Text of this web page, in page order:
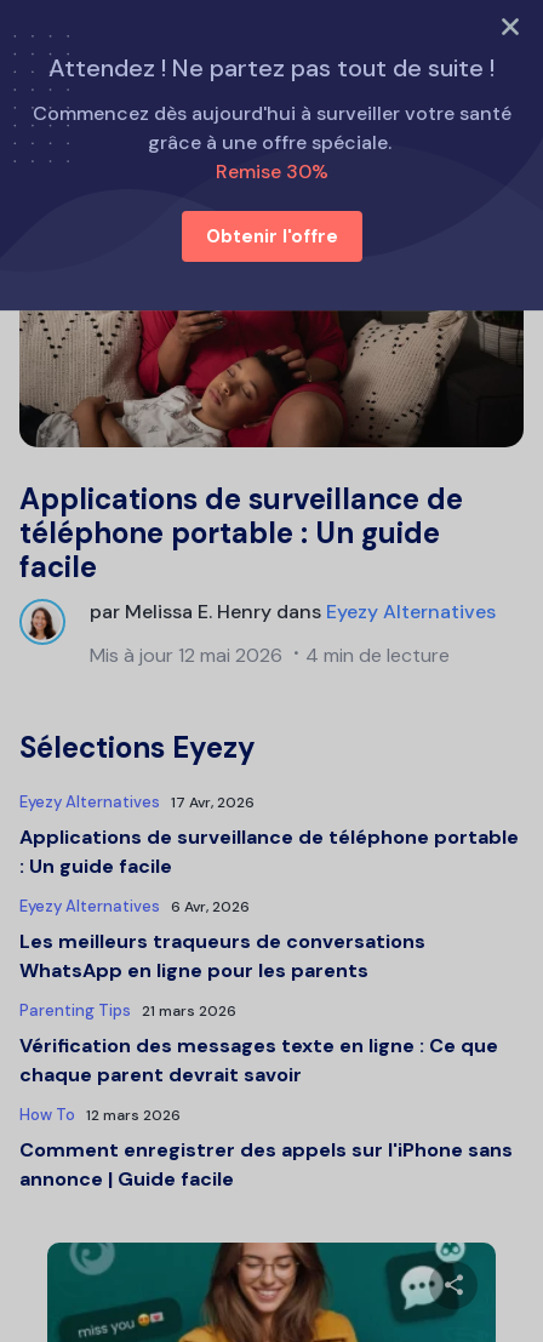
ESSAYEZ MAINTENANT
Attendez ! Ne partez pas tout de suite !
Commencez dès aujourd'hui à surveiller votre santé
grâce à une offre spéciale.
Remise 30%
Obtenir l'offre
Applications de surveillance de
téléphone portable : Un guide
facile
par Melissa E. Henry dans Eyezy Alternatives
Mis à jour 12 mai 2026 4 min de lecture
Sélections Eyezy
Eyezy Alternatives 17 Avr, 2026
Applications de surveillance de téléphone portable
: Un guide facile
Eyezy Alternatives 6 Avr, 2026
Les meilleurs traqueurs de conversations
WhatsApp en ligne pour les parents
Parenting Tips 21 mars 2026
Vérification des messages texte en ligne : Ce que
chaque parent devrait savoir
How To 12 mars 2026
Comment enregistrer des appels sur l'iPhone sans
annonce | Guide facile